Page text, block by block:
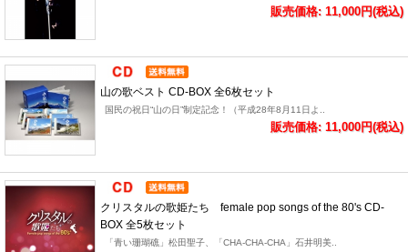
販売価格: 11,000円(税込)
山の歌ベスト CD-BOX 全6枚セット
国民の祝日“山の日”制定記念！（平成28年8月11日よ..
販売価格: 11,000円(税込)
クリスタルの歌姫たち female pop songs of the 80's CD-
BOX 全5枚セット
「青い珊瑚礁」松田聖子、「CHA-CHA-CHA」石井明美..